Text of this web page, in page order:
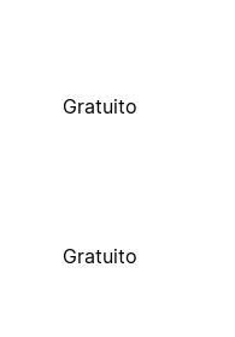
Gratuito
Gratuito